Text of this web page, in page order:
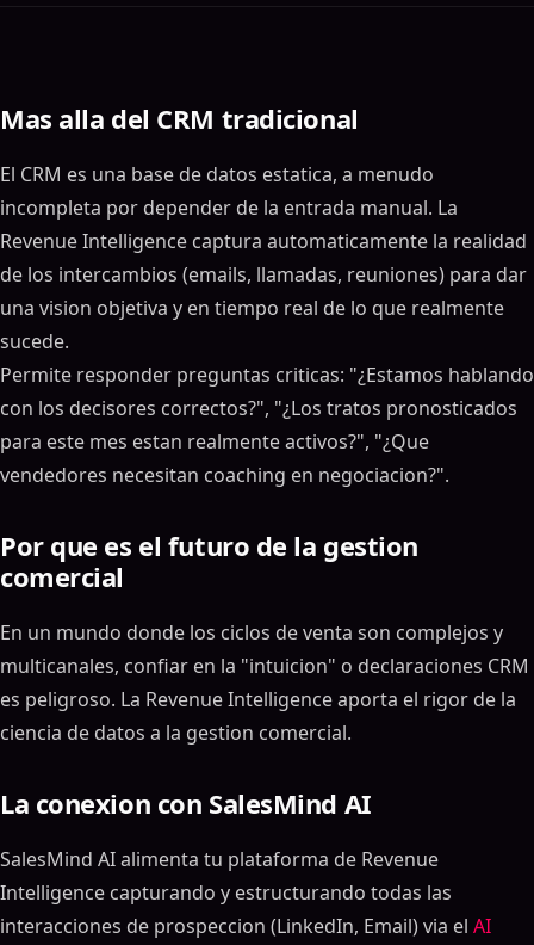
Mas alla del CRM tradicional
El CRM es una base de datos estatica, a menudo
incompleta por depender de la entrada manual. La
Revenue Intelligence captura automaticamente la realidad
de los intercambios (emails, llamadas, reuniones) para dar
una vision objetiva y en tiempo real de lo que realmente
sucede.
Permite responder preguntas criticas: "¿Estamos hablando
con los decisores correctos?", "¿Los tratos pronosticados
para este mes estan realmente activos?", "¿Que
vendedores necesitan coaching en negociacion?".
Por que es el futuro de la gestion
comercial
En un mundo donde los ciclos de venta son complejos y
multicanales, confiar en la "intuicion" o declaraciones CRM
es peligroso. La Revenue Intelligence aporta el rigor de la
ciencia de datos a la gestion comercial.
La conexion con SalesMind AI
SalesMind AI alimenta tu plataforma de Revenue
Intelligence capturando y estructurando todas las
interacciones de prospeccion (LinkedIn, Email) via el AI